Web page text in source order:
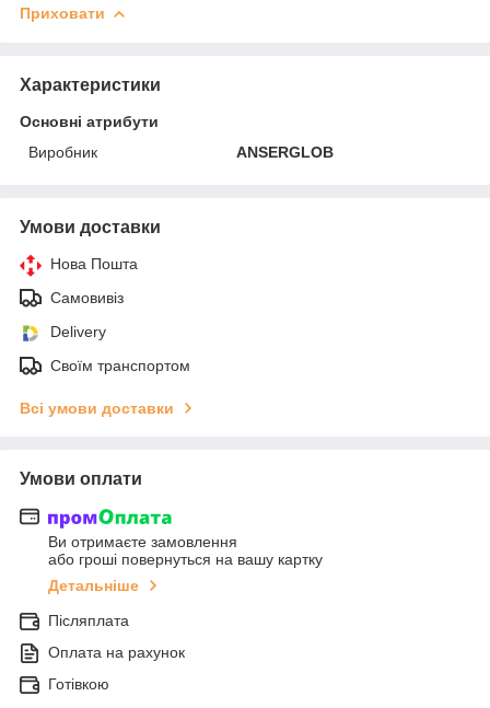
Приховати
Характеристики
Основні атрибути
Виробник
ANSERGLOB
Умови доставки
Нова Пошта
Самовивіз
Delivery
Своїм транспортом
Всі умови доставки
Умови оплати
Ви отримаєте замовлення
або гроші повернуться на вашу картку
Детальніше
Післяплата
Оплата на рахунок
Готівкою